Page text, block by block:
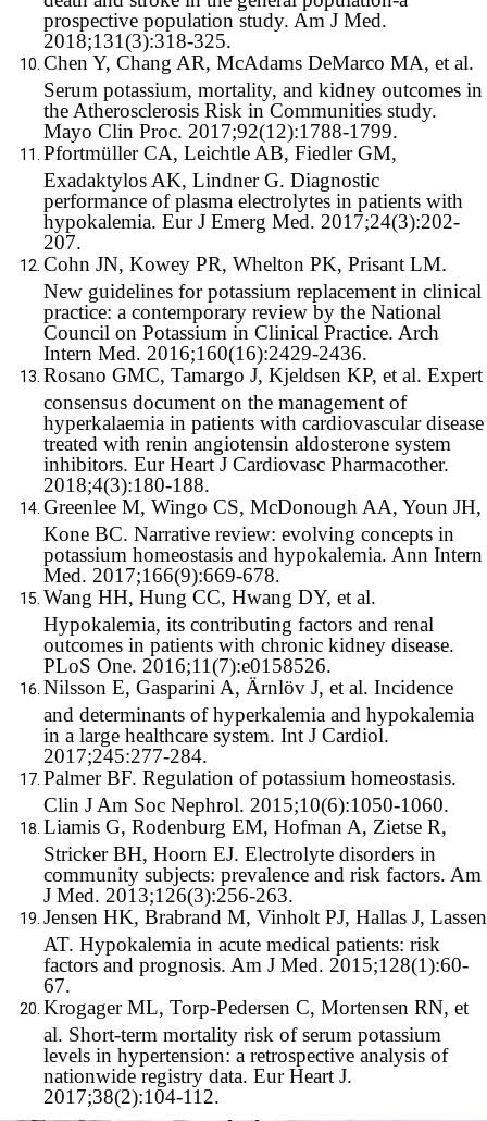
prospective population study. Am J Med.
2018;131(3):318-325.
Chen Y, Chang AR, McAdams DeMarco MA, et al.
Serum potassium, mortality, and kidney outcomes in
the Atherosclerosis Risk in Communities study.
Mayo Clin Proc. 2017;92(12):1788-1799.
Pfortmüller CA, Leichtle AB, Fiedler GM,
Exadaktylos AK, Lindner G. Diagnostic
performance of plasma electrolytes in patients with
hypokalemia. Eur J Emerg Med. 2017;24(3):202-
207.
Cohn JN, Kowey PR, Whelton PK, Prisant LM.
New guidelines for potassium replacement in clinical
practice: a contemporary review by the National
Council on Potassium in Clinical Practice. Arch
Intern Med. 2016;160(16):2429-2436.
Rosano GMC, Tamargo J, Kjeldsen KP, et al. Expert
consensus document on the management of
hyperkalaemia in patients with cardiovascular disease
treated with renin angiotensin aldosterone system
inhibitors. Eur Heart J Cardiovasc Pharmacother.
2018;4(3):180-188.
Greenlee M, Wingo CS, McDonough AA, Youn JH,
Kone BC. Narrative review: evolving concepts in
potassium homeostasis and hypokalemia. Ann Intern
Med. 2017;166(9):669-678.
Wang HH, Hung CC, Hwang DY, et al.
Hypokalemia, its contributing factors and renal
outcomes in patients with chronic kidney disease.
PLoS One. 2016;11(7):e0158526.
Nilsson E, Gasparini A, Ärnlöv J, et al. Incidence
and determinants of hyperkalemia and hypokalemia
in a large healthcare system. Int J Cardiol.
2017;245:277-284.
Palmer BF. Regulation of potassium homeostasis.
Clin J Am Soc Nephrol. 2015;10(6):1050-1060.
Liamis G, Rodenburg EM, Hofman A, Zietse R,
Stricker BH, Hoorn EJ. Electrolyte disorders in
community subjects: prevalence and risk factors. Am
J Med. 2013;126(3):256-263.
Jensen HK, Brabrand M, Vinholt PJ, Hallas J, Lassen
AT. Hypokalemia in acute medical patients: risk
factors and prognosis. Am J Med. 2015;128(1):60-
67.
Krogager ML, Torp-Pedersen C, Mortensen RN, et
al. Short-term mortality risk of serum potassium
levels in hypertension: a retrospective analysis of
nationwide registry data. Eur Heart J.
2017;38(2):104-112.